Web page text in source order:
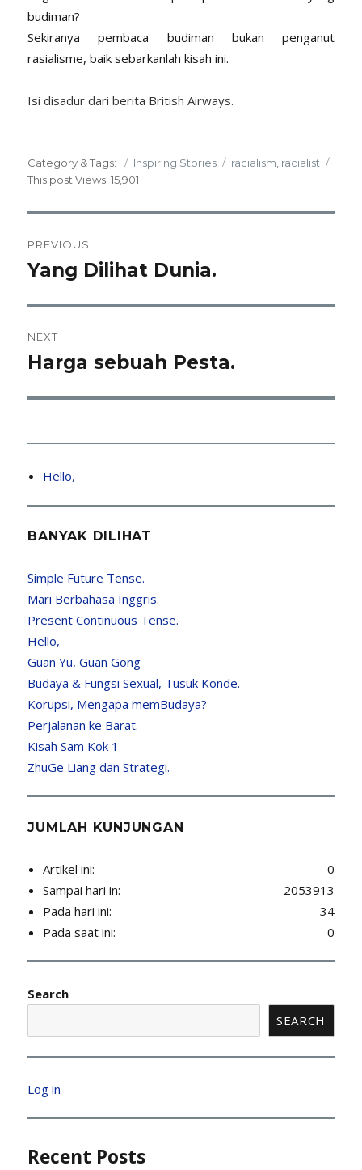
budiman?
Sekiranya pembaca budiman bukan penganut
rasialisme, baik sebarkanlah kisah ini.
Isi disadur dari berita British Airways.
Category & Tags:
Posted
on
Categories
Inspiring Stories Tags
racialism, racialist
This postViews: 15,901
navigation
PREVIOUS
Previous
Yang Dilihat Dunia.
NEXT
Next
Harga sebuah Pesta.
Hello,
BANYAK DILIHAT
Simple Future Tense.
Mari Berbahasa Inggris.
Present Continuous Tense.
Hello,
Guan Yu, Guan Gong
Budaya & Fungsi Sexual, Tusuk Konde.
Korupsi, Mengapa memBudaya?
Perjalanan ke Barat.
Kisah Sam Kok 1
ZhuGe Liang dan Strategi.
JUMLAH KUNJUNGAN
0
Artikel ini:
2053913
Sampai hari in:
34
Pada hari ini:
0
Pada saat ini:
Search
SEARCH
Log in
Recent Posts